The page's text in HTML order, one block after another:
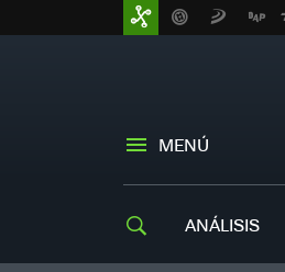
MENÚ
ANÁLISIS